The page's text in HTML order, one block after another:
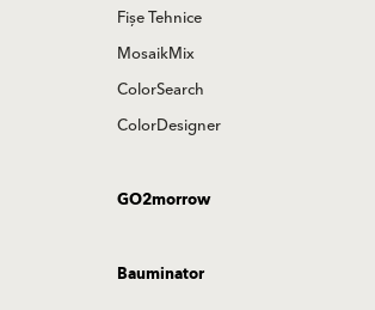
Fișe Tehnice
MosaikMix
ColorSearch
ColorDesigner
GO2morrow
Bauminator